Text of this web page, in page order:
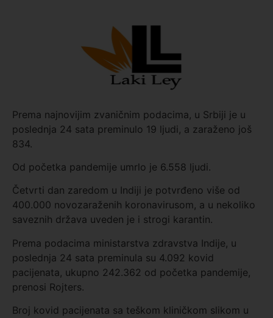
Prema najnovijim zvaničnim podacima, u Srbiji je u
poslednja 24 sata preminulo 19 ljudi, a zaraženo još
834.
Od početka pandemije umrlo je 6.558 ljudi.
Četvrti dan zaredom u Indiji je potvrđeno više od
400.000 novozaraženih koronavirusom, a u nekoliko
saveznih država uveden je i strogi karantin.
Prema podacima ministarstva zdravstva Indije, u
poslednja 24 sata preminula su 4.092 kovid
pacijenata, ukupno 242.362 od početka pandemije,
prenosi Rojters.
Broj kovid pacijenata sa teškom kliničkom slikom u